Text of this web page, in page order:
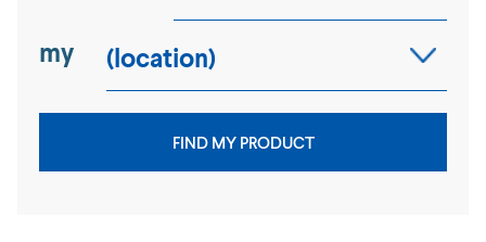
my
FIND MY PRODUCT